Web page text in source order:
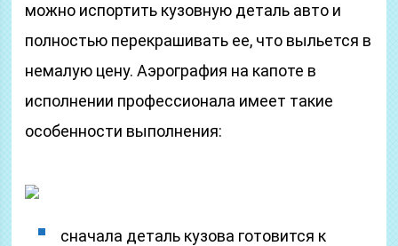
можно испортить кузовную деталь авто и
полностью перекрашивать ее, что выльется в
немалую цену. Аэрография на капоте в
исполнении профессионала имеет такие
особенности выполнения:
сначала деталь кузова готовится к